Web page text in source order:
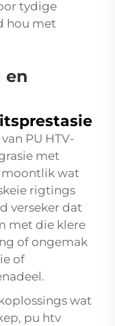
tydige
hou met
en
PU HTV-
met
moontlik wat
rigtings
verseker dat
met die klere
of ongemak
of
wat
pu htv